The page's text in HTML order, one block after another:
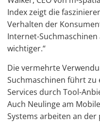
Index zeigt die
Verhalten der
Internet-
wichtiger.“
Die vermehrte
Suchmaschinen führt
Services durch Tool-
Auch Neulinge am
Systems arbeiten an der